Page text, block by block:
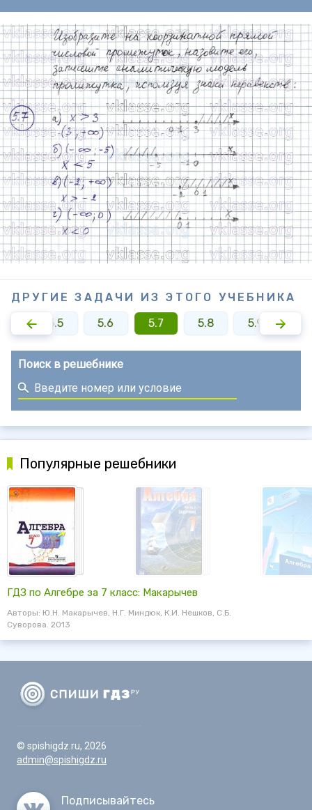
ДРУГИЕ ЗАДАЧИ ИЗ ЭТОГО УЧЕБНИКА
5.5 5.6 5.7 5.8 5.9
Поиск в решебнике
Популярные решебники
ГДЗ по Алгебре за 7 класс: Макарычев
Авторы: Ю.Н. Макарычев, Н.Г. Миндюк, К.И. Нешков, С.Б.
Суворова. 2013
© spishigdz.ru, 2026
admin@spishigdz.ru
Подписывайтесь